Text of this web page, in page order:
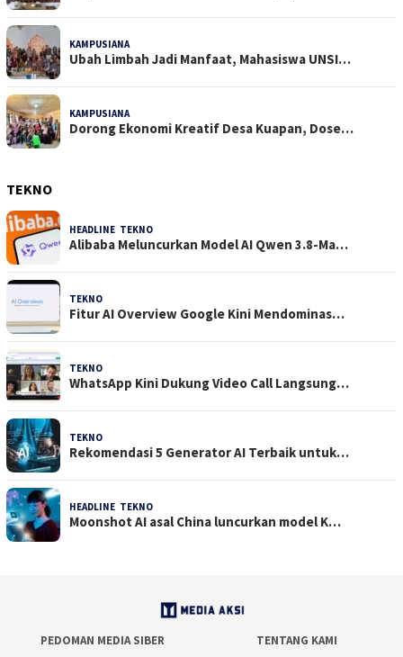
KAMPUSIANA
Ubah Limbah Jadi Manfaat, Mahasiswa UNSI…
KAMPUSIANA
Dorong Ekonomi Kreatif Desa Kuapan, Dose…
TEKNO
HEADLINE TEKNO
Alibaba Meluncurkan Model AI Qwen 3.8-Ma…
TEKNO
Fitur AI Overview Google Kini Mendominas…
TEKNO
WhatsApp Kini Dukung Video Call Langsung…
TEKNO
Rekomendasi 5 Generator AI Terbaik untuk…
HEADLINE TEKNO
Moonshot AI asal China luncurkan model K…
PEDOMAN MEDIA SIBER TENTANG KAMI